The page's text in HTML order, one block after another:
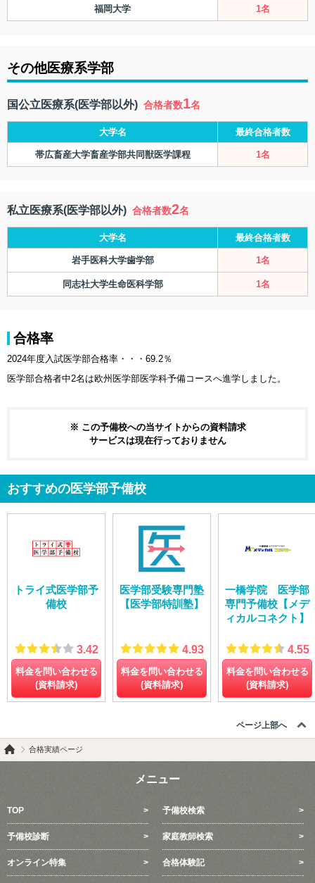
福岡大学 1名
その他医療系学部
国公立医療系(医学部以外) 合格者数1名
大学名 最終合格者数
帯広畜産大学畜産学部共同獣医学課程 1名
私立医療系(医学部以外) 合格者数2名
大学名 最終合格者数
岩手医科大学歯学部 1名
同志社大学生命医科学部 1名
合格率
2024年度入試医学部合格率・・・69.2％
医学部合格者中2名は欧州医学部医学科予備コースへ進学しました。
※ この予備校への当サイトからの資料請求
サービスは現在行っておりません
おすすめの医学部予備校
トライ式医学部予
備校
3.42
料金を問い合わせる
(資料請求)
医学部受験専門塾
【医学部特訓塾】
4.93
料金を問い合わせる
(資料請求)
一橋学院 医学部
専門予備校【メデ
ィカルコネクト】
4.55
料金を問い合わせる
(資料請求)
ページ上部へ
合格実績ページ
メニュー
TOP 予備校検索
予備校診断 家庭教師検索
オンライン特集 合格体験記